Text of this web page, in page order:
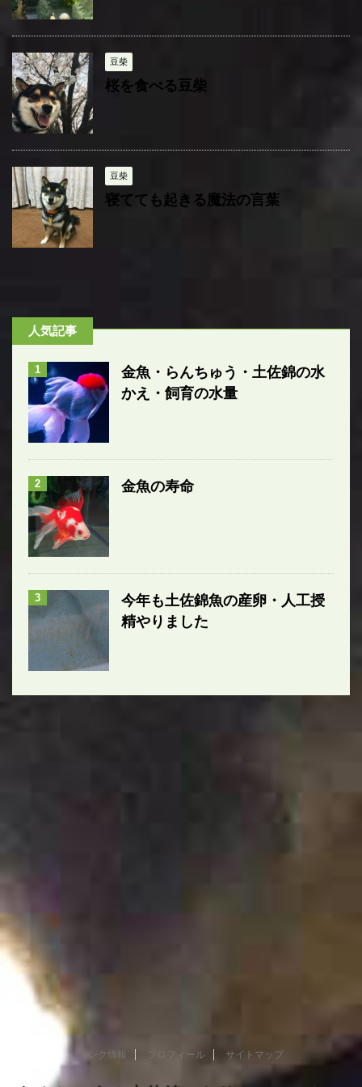
豆柴
桜を食べる豆柴
豆柴
寝てても起きる魔法の言葉
人気記事
1
金魚・らんちゅう・土佐錦の水
かえ・飼育の水量
2 金魚の寿命
3
今年も土佐錦魚の産卵・人工授
精やりました
リンク情報 プロフィール サイトマップ